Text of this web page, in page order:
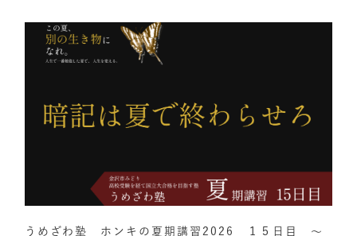
うめざわ塾 ホンキの夏期講習2026 １５日目 ～